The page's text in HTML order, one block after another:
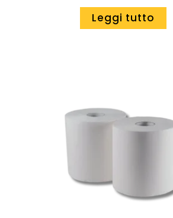
Leggi tutto